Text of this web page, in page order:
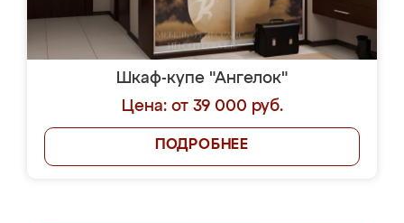
Шкаф-купе "Ангелок"
Цена: от 39 000 руб.
ПОДРОБНЕЕ